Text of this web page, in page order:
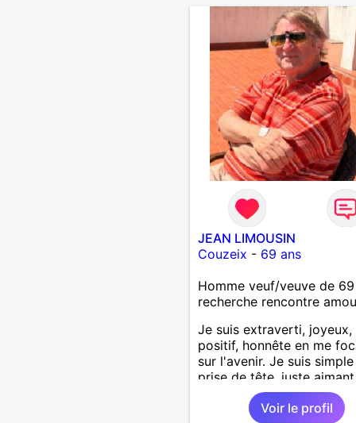
JEAN LIMOUSIN
Couzeix - 69 ans
Homme veuf/veuve de
recherche rencontre
Je suis extraverti, joyeux,
positif, honnête en me
sur l'avenir. Je suis
prise de tête, juste aimant
Toujours en pensées
heureux de vivre. Malgré
Voir le profil